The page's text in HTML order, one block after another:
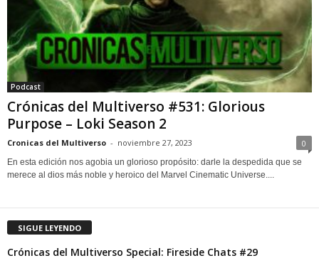
Podcast
Crónicas del Multiverso #531: Glorious
Purpose – Loki Season 2
Cronicas del Multiverso - noviembre 27, 2023 0
En esta edición nos agobia un glorioso propósito: darle la despedida que se
merece al dios más noble y heroico del Marvel Cinematic Universe....
SIGUE LEYENDO
Crónicas del Multiverso Special: Fireside Chats #29